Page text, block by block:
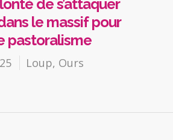
de s’attaquer
le massif pour
pastoralisme
Loup, Ours